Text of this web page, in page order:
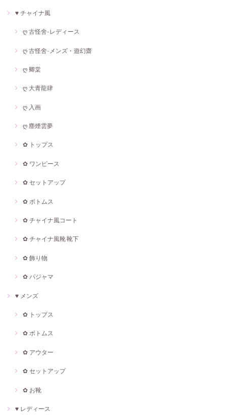
♥ チャイナ風
ღ 古怪舍-レディース
ღ 古怪舍-メンズ・遊幻齋
ღ 卿棠
ღ 大青龍肆
ღ 入画
ღ 塵煙雲夢
✿ トップス
✿ ワンピース
✿ セットアップ
✿ ボトムス
✿ チャイナ風コート
✿ チャイナ風靴·靴下
✿ 飾り物
✿ パジャマ
♥ メンズ
✿ トップス
✿ ボトムス
✿ アウター
✿ セットアップ
✿ お靴
♥ レディース